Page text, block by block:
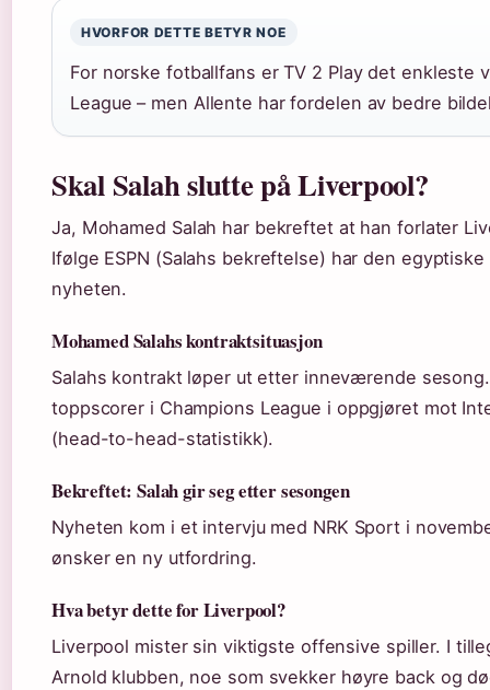
HVORFOR DETTE BETYR NOE
For norske fotballfans er TV 2 Play det enkleste
League – men Allente har fordelen av bedre
Skal Salah slutte på Liverpool?
Ja, Mohamed Salah har bekreftet at han forlater
Ifølge ESPN (Salahs bekreftelse) har den
nyheten.
Mohamed Salahs kontraktsituasjon
Salahs kontrakt løper ut etter inneværende
toppscorer i Champions League i oppgjøret mot
(head-to-head-statistikk).
Bekreftet: Salah gir seg etter sesongen
Nyheten kom i et intervju med NRK Sport i
ønsker en ny utfordring.
Hva betyr dette for Liverpool?
Liverpool mister sin viktigste offensive spiller. I
Arnold klubben, noe som svekker høyre back og